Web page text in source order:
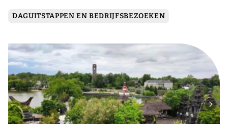
DAGUITSTAPPEN EN BEDRIJFSBEZOEKEN